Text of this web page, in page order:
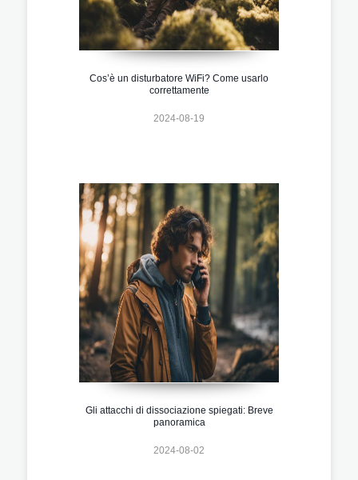
Cos’è un disturbatore WiFi? Come usarlo
correttamente
2024-08-19
Gli attacchi di dissociazione spiegati: Breve
panoramica
2024-08-02